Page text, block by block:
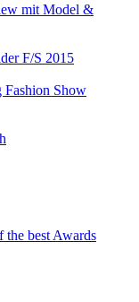
mit Model &
F/S 2015
Fashion Show
the best Awards